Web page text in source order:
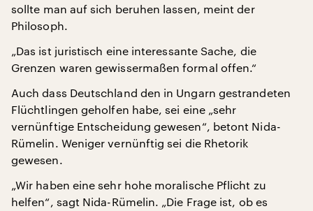
sollte man auf sich beruhen lassen, meint der
Philosoph.
„Das ist juristisch eine interessante Sache, die
Grenzen waren gewissermaßen formal offen.“
Auch dass Deutschland den in Ungarn gestrandeten
Flüchtlingen geholfen habe, sei eine „sehr
vernünftige Entscheidung gewesen“, betont Nida-
Rümelin. Weniger vernünftig sei die Rhetorik
gewesen.
„Wir haben eine sehr hohe moralische Pflicht zu
helfen“, sagt Nida-Rümelin. „Die Frage ist, ob es